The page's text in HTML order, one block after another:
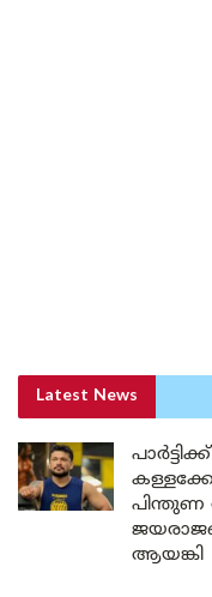
Latest News
പിന്തുണ
ആയങ്കി